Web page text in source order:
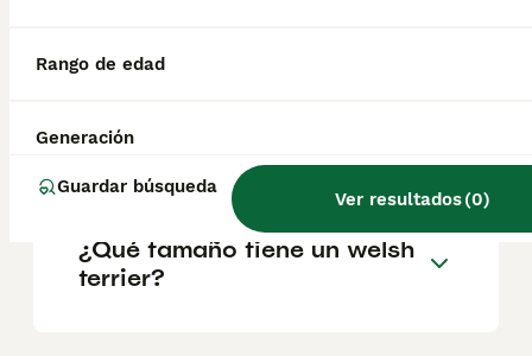
Rango de edad
Generación
Guardar búsqueda
Ver resultados(0)
¿Cómo saber si un terrier es
¿Qué tamaño tiene un welsh
terrier?